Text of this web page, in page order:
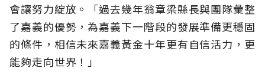
會讓努力綻放。「過去幾年翁章梁縣長與團隊彙整
了嘉義的優勢，為嘉義下一階段的發展準備更穩固
的條件，相信未來嘉義黃金十年更有自信活力，更
能夠走向世界！」